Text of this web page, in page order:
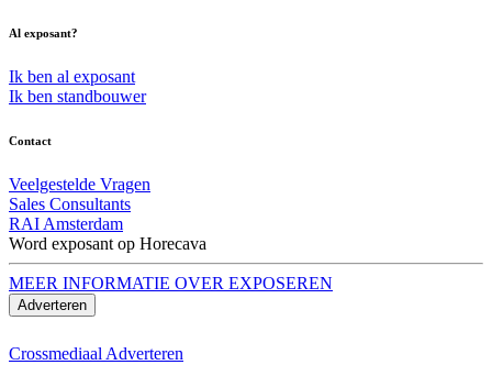
Al exposant?
Ik ben al exposant
Ik ben standbouwer
Contact
Veelgestelde Vragen
Sales Consultants
RAI Amsterdam
Word exposant op Horecava
MEER INFORMATIE OVER EXPOSEREN
Adverteren
Crossmediaal Adverteren